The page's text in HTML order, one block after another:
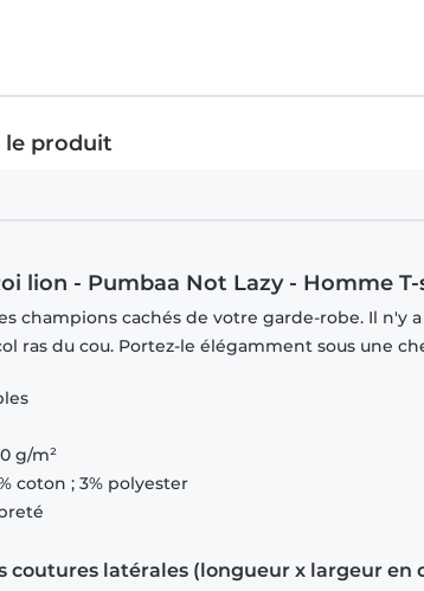
le produit
lion - Pumbaa Not Lazy - Homme
champions cachés de votre garde-robe. Il n'y
ras du cou. Portez-le élégamment sous une
g/m²
coton ; 3% polyester
coutures latérales (longueur x largeur en